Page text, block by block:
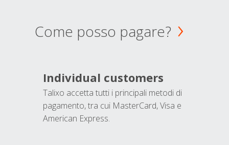
Come posso pagare?
Individual customers
Talixo accetta tutti i principali metodi di
pagamento, tra cui MasterCard, Visa e
American Express.